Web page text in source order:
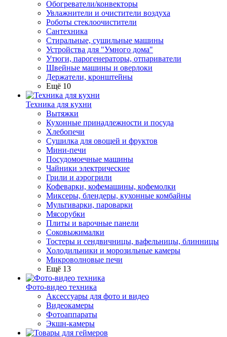
Обогреватели/конвекторы
Увлажнители и очистители воздуха
Роботы стеклоочистители
Сантехника
Стиральные, сушильные машины
Устройства для "Умного дома"
Утюги, парогенераторы, отпариватели
Швейные машины и оверлоки
Держатели, кронштейны
Ещё 10
Техника для кухни
Вытяжки
Кухонные принадлежности и посуда
Хлебопечи
Сушилка для овощей и фруктов
Мини-печи
Посудомоечные машины
Чайники электрические
Грили и аэрогрили
Кофеварки, кофемашины, кофемолки
Миксеры, блендеры, кухонные комбайны
Мультиварки, пароварки
Мясорубки
Плиты и варочные панели
Соковыжималки
Тостеры и сендвичницы, вафельницы, блинницы
Холодильники и морозильные камеры
Микроволновые печи
Ещё 13
Фото-видео техника
Аксессуары для фото и видео
Видеокамеры
Фотоаппараты
Экшн-камеры